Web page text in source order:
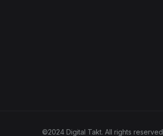
©2024 Digital Takt. All rights reserved